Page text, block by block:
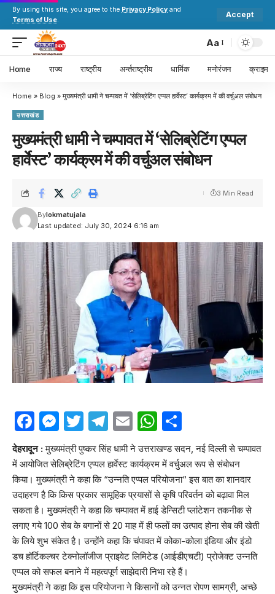
By using this site, you agree to the Privacy Policy and
Terms of Use.
Accept
Aa
Home राज्य राष्ट्रीय अर्न्तराष्ट्रीय धार्मिक मनोरंजन क्राइम
Home » Blog » मुख्यमंत्री धामी ने चम्पावत में ‘सेलिब्रेटिंग एप्पल हार्वेस्ट’ कार्यक्रम में की वर्चुअल संबोधन
उत्तराखंड
मुख्यमंत्री धामी ने चम्पावत में ‘सेलिब्रेटिंग एप्पल
हार्वेस्ट’ कार्यक्रम में की वर्चुअल संबोधन
Last updated: July 30, 2024 6:16 am
Bylokmatujala
3 Min Read
Facebook
Messenger
Twitter
Telegram
EmailWhatsApp
देहरादून :मुख्यमंत्री पुष्कर सिंह धामी ने उत्तराखण्ड सदन, नई दिल्ली से चम्पावत
में आयोजित सेलिब्रेटिंग एप्पल हार्वेस्ट कार्यक्रम में वर्चुअल रूप से संबोधन
किया। मुख्यमंत्री ने कहा कि “उन्नति एप्पल परियोजना“ इस बात का शानदार
उदाहरण है कि किस प्रकार सामूहिक प्रयासों से कृषि परिवर्तन को बढ़ावा मिल
सकता है। मुख्यमंत्री ने कहा कि चम्पावत में हाई डेन्सिटी प्लांटेशन तकनीक से
लगाए गये 100 सेब के बगानों से 20 माह में ही फलों का उत्पाद होना सेब की खेती
के लिये शुभ संकेत है। उन्होंने कहा कि चंपावत में कोका-कोला इंडिया और इंडो
डच हॉर्टिकल्चर टेक्नोलॉजीज प्राइवेट लिमिटेड (आईडीएचटी) प्रोजेक्ट उन्नति
एप्पल को सफल बनाने में महत्वपूर्ण साझेदारी निभा रहे हैं।
मुख्यमंत्री ने कहा कि इस परियोजना ने किसानों को उन्नत रोपण सामग्री, अच्छे